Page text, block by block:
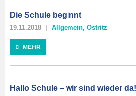
Die Schule beginnt
19.11.2018 Allgemein, Ostritz
MEHR
Hallo Schule – wir sind wieder da!